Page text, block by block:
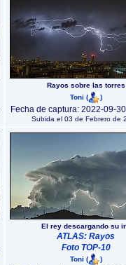
Rayos sobre las torres
Toni ( )
Fecha de captura: 2022-09-
Subida el 03 de Febrero de
El rey descargando su
ATLAS: Rayos
Foto TOP-10
Toni ( )